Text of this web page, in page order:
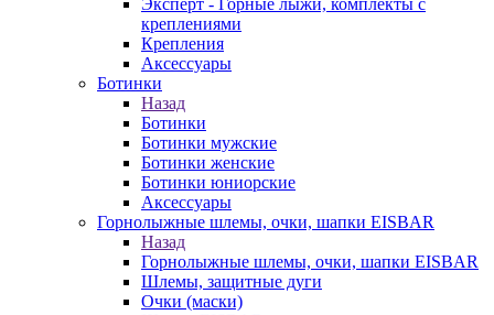
Эксперт - Горные лыжи, комплекты с
креплениями
Крепления
Аксессуары
Ботинки
Назад
Ботинки
Ботинки мужские
Ботинки женские
Ботинки юниорские
Аксессуары
Горнолыжные шлемы, очки, шапки EISBAR
Назад
Горнолыжные шлемы, очки, шапки EISBAR
Шлемы, защитные дуги
Очки (маски)